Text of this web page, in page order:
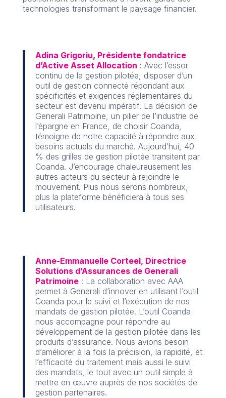
technologies transformant le paysage financier.
Adina Grigoriu, Présidente fondatrice
d’Active Asset Allocation : Avec l’essor
continu de la gestion pilotée, disposer d’un
outil de gestion connecté répondant aux
spécificités et exigences réglementaires du
secteur est devenu impératif. La décision de
Generali Patrimoine, un pilier de l’industrie de
l’épargne en France, de choisir Coanda,
témoigne de notre capacité à répondre aux
besoins actuels du marché. Aujourd’hui, 40
% des grilles de gestion pilotée transitent par
Coanda. J’encourage chaleureusement les
autres acteurs du secteur à rejoindre le
mouvement. Plus nous serons nombreux,
plus la plateforme bénéficiera à tous ses
utilisateurs.
Anne-Emmanuelle Corteel, Directrice
Solutions d’Assurances de Generali
Patrimoine: La collaboration avec AAA
permet à Generali d’innover en utilisant l’outil
Coanda pour le suivi et l’exécution de nos
mandats de gestion pilotée. L’outil Coanda
nous accompagne pour répondre au
développement de la gestion pilotée dans les
produits d’assurance. Nous avions besoin
d’améliorer à la fois la précision, la rapidité, et
l’efficacité du traitement mais aussi le suivi
des mandats, le tout avec un outil simple à
mettre en œuvre auprès de nos sociétés de
gestion partenaires.